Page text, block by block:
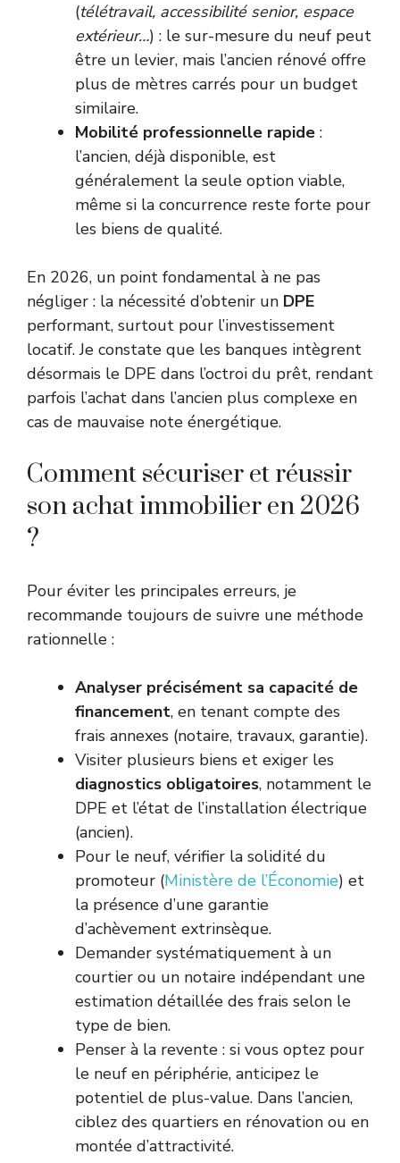
(télétravail, accessibilité senior, espace
extérieur…) : le sur-mesure du neuf peut
être un levier, mais l’ancien rénové offre
plus de mètres carrés pour un budget
similaire.
Mobilité professionnelle rapide :
l’ancien, déjà disponible, est
généralement la seule option viable,
même si la concurrence reste forte pour
les biens de qualité.
En 2026, un point fondamental à ne pas
négliger : la nécessité d’obtenir un DPE
performant, surtout pour l’investissement
locatif. Je constate que les banques intègrent
désormais le DPE dans l’octroi du prêt, rendant
parfois l’achat dans l’ancien plus complexe en
cas de mauvaise note énergétique.
Comment sécuriser et réussir
son achat immobilier en 2026
?
Pour éviter les principales erreurs, je
recommande toujours de suivre une méthode
rationnelle :
Analyser précisément sa capacité de
financement, en tenant compte des
frais annexes (notaire, travaux, garantie).
Visiter plusieurs biens et exiger les
diagnostics obligatoires, notamment le
DPE et l’état de l’installation électrique
(ancien).
Pour le neuf, vérifier la solidité du
promoteur (Ministère de l’Économie) et
la présence d’une garantie
d’achèvement extrinsèque.
Demander systématiquement à un
courtier ou un notaire indépendant une
estimation détaillée des frais selon le
type de bien.
Penser à la revente : si vous optez pour
le neuf en périphérie, anticipez le
potentiel de plus-value. Dans l’ancien,
ciblez des quartiers en rénovation ou en
montée d’attractivité.